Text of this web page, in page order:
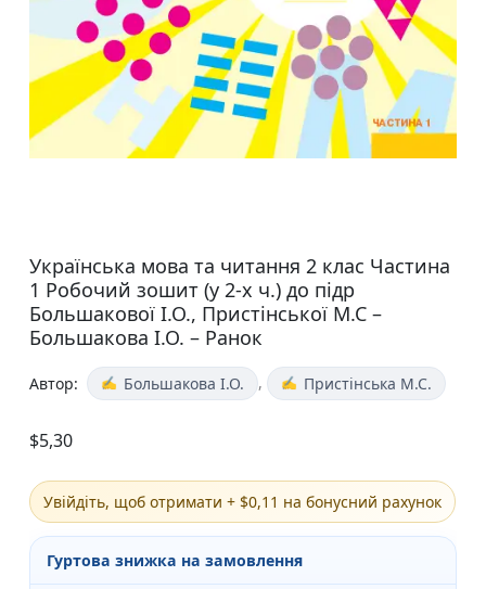
Українська мова та читання 2 клас Частина
1 Робочий зошит (у 2-х ч.) до підр
Большакової І.О., Пристінської М.С –
Большакова І.О. – Ранок
Автор: Большакова І.О. , Пристінська М.С.
$5,30
Увійдіть, щоб отримати + $0,11 на бонусний рахунок
Гуртова знижка на замовлення